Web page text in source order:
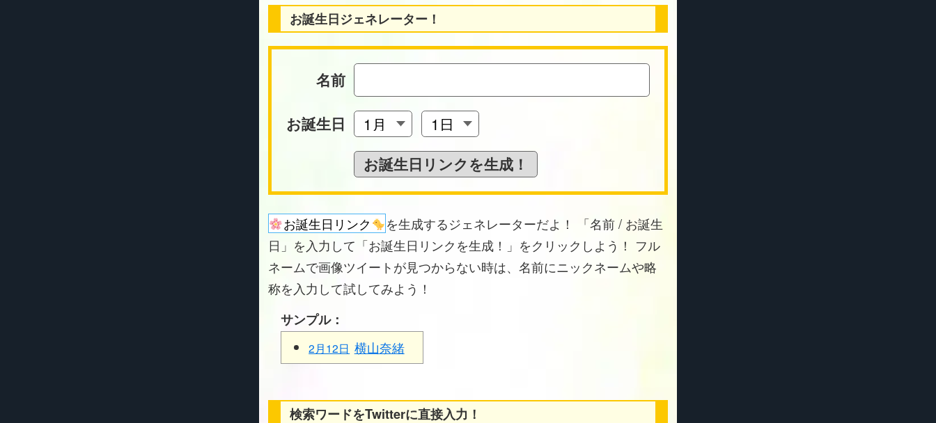
お誕生日ジェネレーター！
名前
お誕生日
お誕生日リンク
を生成するジェネレーターだよ！ 「名前 / お誕生
日」を入力して「お誕生日リンクを生成！」をクリックしよう！ フル
ネームで画像ツイートが見つからない時は、名前にニックネームや略
称を入力して試してみよう！
サンプル：
2月12日 横山奈緒
検索ワードをTwitterに直接入力！